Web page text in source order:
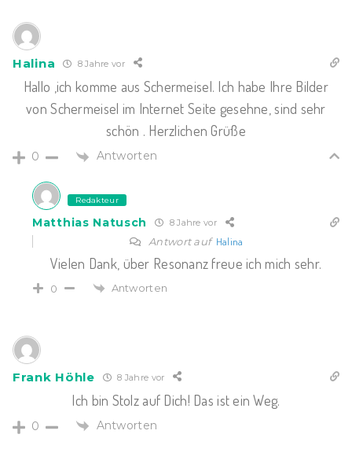
Halina 8 Jahre vor
Hallo ,ich komme aus Schermeisel. Ich habe Ihre Bilder
von Schermeisel im Internet Seite gesehne, sind sehr
schön . Herzlichen Grüße
0 Antworten
Redakteur
Matthias Natusch 8 Jahre vor
Antwort auf Halina
Vielen Dank, über Resonanz freue ich mich sehr.
0 Antworten
Frank Höhle 8 Jahre vor
Ich bin Stolz auf Dich! Das ist ein Weg.
0 Antworten